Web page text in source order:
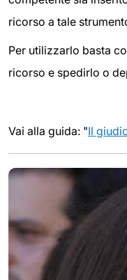
ricorso a tale
Per utilizzarlo basta
ricorso e spedirlo o
Vai alla guida: "Il